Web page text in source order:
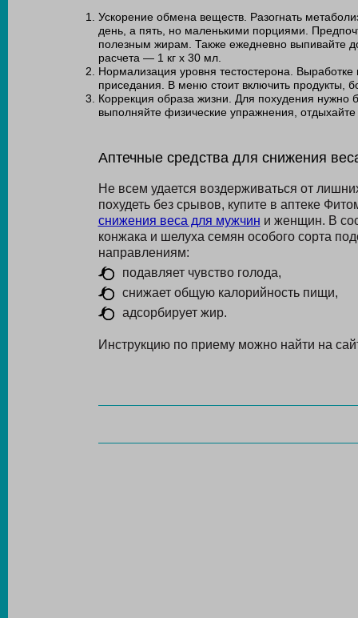
Ускорение обмена веществ. Разогнать
день, а пять, но маленькими порциями.
полезным жирам. Также ежедневно выпивайте
расчета — 1 кг х 30 мл.
Нормализация уровня тестостерона.
приседания. В меню стоит включить продукты,
Коррекция образа жизни. Для похудения нужно
выполняйте физические упражнения, отдыхайте
Аптечные средства для снижения
Не всем удается воздерживаться от
похудеть без срывов, купите в аптеке
снижения веса для мужчин и женщин. В
конжака и шелуха семян особого сорта
направлениям:
подавляет чувство голода,
снижает общую калорийность пищи,
адсорбирует жир.
Инструкцию по приему можно найти на